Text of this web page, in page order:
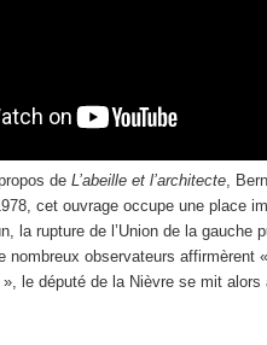
deL’abeille et l’architecte ,
cet ouvrage occupe une place
la rupture de l’Union de la
nombreux observateurs
le député de la Nièvre se mit